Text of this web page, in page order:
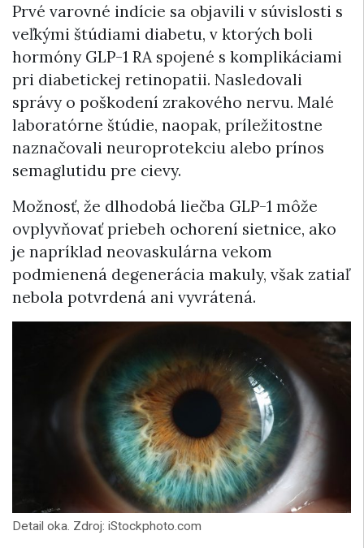
Prvé varovné indície sa objavili v súvislosti s
veľkými štúdiami diabetu, v ktorých boli
hormóny GLP-1 RA spojené s komplikáciami
pri diabetickej retinopatii. Nasledovali
správy o poškodení zrakového nervu. Malé
laboratórne štúdie, naopak, príležitostne
naznačovali neuroprotekciu alebo prínos
semaglutidu pre cievy.
Možnosť, že dlhodobá liečba GLP-1 môže
ovplyvňovať priebeh ochorení sietnice, ako
je napríklad neovaskulárna vekom
podmienená degenerácia makuly, však zatiaľ
nebola potvrdená ani vyvrátená.
Detail oka. Zdroj: iStockphoto.com